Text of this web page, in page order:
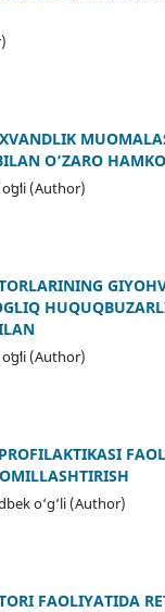
O‘ZARO
(Author)
(Author)
o‘g‘li (Author)
FAOLIYATIDA